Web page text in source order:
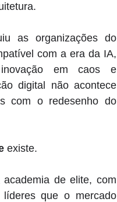
as organizações do
com a era da IA,
inovação em caos e
digital não acontece
com o redesenho do
existe.
de elite, com
que o mercado